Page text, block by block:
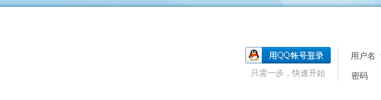
用户名
密码
只需一步，快速开始